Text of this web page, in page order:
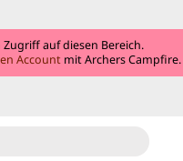
auf diesen Bereich.
Account mit Archers Campfire.